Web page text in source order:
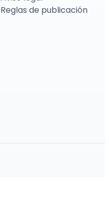
Reglas de publicación